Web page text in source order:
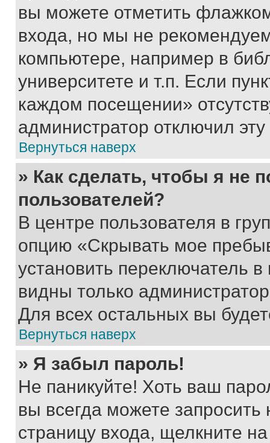
вы можете отметить
входа, но мы не
компьютере, например в
университете и т.п. Если
каждом посещении»
администратор отключил
Вернуться наверх
» Как сделать, чтобы я не
пользователей?
В центре пользователя в
опцию «Скрывать мое
установить переключатель
видны только
Для всех остальных вы
Вернуться наверх
» Я забыл пароль!
Не паникуйте! Хоть ваш
вы всегда можете
страницу входа, щелкните